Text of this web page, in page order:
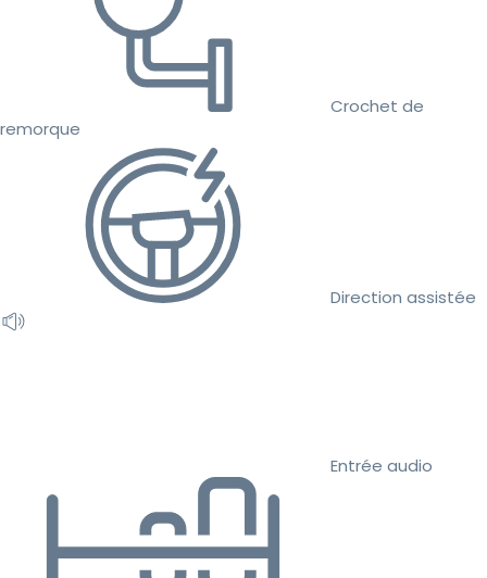
Crochet de
remorque
Direction assistée
Entrée audio